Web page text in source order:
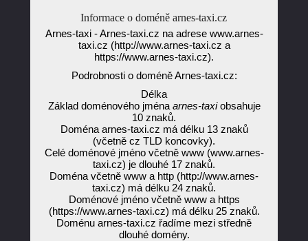
Informace o doméně arnes-taxi.cz
Arnes-taxi - Arnes-taxi.cz na adrese www.arnes-
taxi.cz (http://www.arnes-taxi.cz a
https://www.arnes-taxi.cz).
Podrobnosti o doméně Arnes-taxi.cz:
Délka
Základ doménového jména arnes-taxiobsahuje
10 znaků.
Doména arnes-taxi.cz má délku 13 znaků
(včetně cz TLD koncovky).
Celé doménové jméno včetně www (www.arnes-
taxi.cz) je dlouhé 17 znaků.
Doména včetně www a http (http://www.arnes-
taxi.cz) má délku 24 znaků.
Doménové jméno včetně www a https
(https://www.arnes-taxi.cz) má délku 25 znaků.
Doménu arnes-taxi.cz řadíme mezi středně
dlouhé domény.